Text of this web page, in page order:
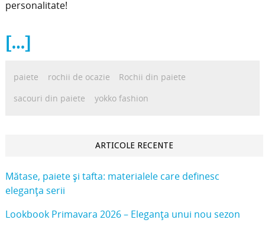
personalitate!
[…]
paiete rochii de ocazie
Rochii din paiete
sacouri din paiete
yokko fashion
ARTICOLE RECENTE
Mătase, paiete și tafta: materialele care definesc
eleganța serii
Lookbook Primavara 2026 – Eleganța unui nou sezon